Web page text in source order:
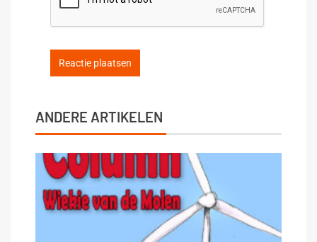
ANDERE ARTIKELEN